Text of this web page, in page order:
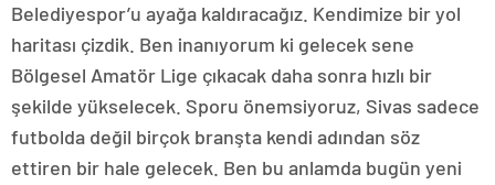
Belediyespor’u ayağa kaldıracağız. Kendimize bir yol
haritası çizdik. Ben inanıyorum ki gelecek sene
Bölgesel Amatör Lige çıkacak daha sonra hızlı bir
şekilde yükselecek. Sporu önemsiyoruz, Sivas sadece
futbolda değil birçok branşta kendi adından söz
ettiren bir hale gelecek. Ben bu anlamda bugün yeni